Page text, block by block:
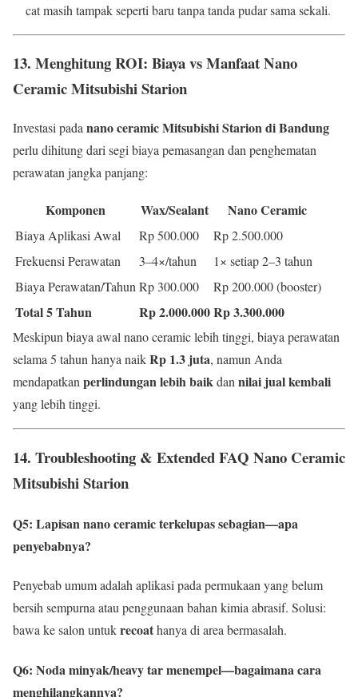
cat masih tampak seperti baru tanpa tanda pudar sama sekali.
13. Menghitung ROI: Biaya vs Manfaat Nano
Ceramic Mitsubishi Starion
Investasi pada nano ceramic Mitsubishi Starion di Bandung
perlu dihitung dari segi biaya pemasangan dan penghematan
perawatan jangka panjang:
Komponen Wax/Sealant Nano Ceramic
Biaya Aplikasi Awal Rp 500.000
Rp 2.500.000
Frekuensi Perawatan
3–4×/tahun
1× setiap 2–3 tahun
Biaya Perawatan/Tahun Rp 300.000 Rp 200.000 (booster)
Total 5 Tahun Rp 2.000.000Rp 3.300.000
Meskipun biaya awal nano ceramic lebih tinggi, biaya perawatan
selama 5 tahun hanya naikRp 1.3 juta, namun Anda
mendapatkan perlindungan lebih baikdan nilai jual kembali
yang lebih tinggi.
14. Troubleshooting & Extended FAQ Nano Ceramic
Mitsubishi Starion
Q5: Lapisan nano ceramic terkelupas sebagian—apa
penyebabnya?
Penyebab umum adalah aplikasi pada permukaan yang belum
bersih sempurna atau penggunaan bahan kimia abrasif. Solusi:
bawa ke salon untukrecoathanya di area bermasalah.
Q6: Noda minyak/heavy tar menempel—bagaimana cara
menghilangkannya?